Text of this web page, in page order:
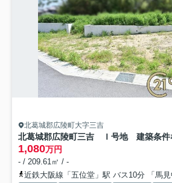
北葛城郡広陵町大字三吉
北葛城郡広陵町三吉 Ｉ号地 建築条件
1,080万円
- / 209.61㎡ / -
近鉄大阪線「五位堂」駅 バス10分 「馬